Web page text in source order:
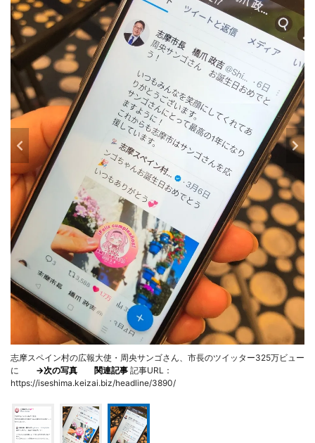
志摩スペイン村の広報大使・周央サンゴさん、市長のツイッター325万ビュー
に →次の写真 関連記事 記事URL：
https://iseshima.keizai.biz/headline/3890/